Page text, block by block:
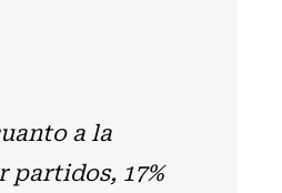
a la
17%